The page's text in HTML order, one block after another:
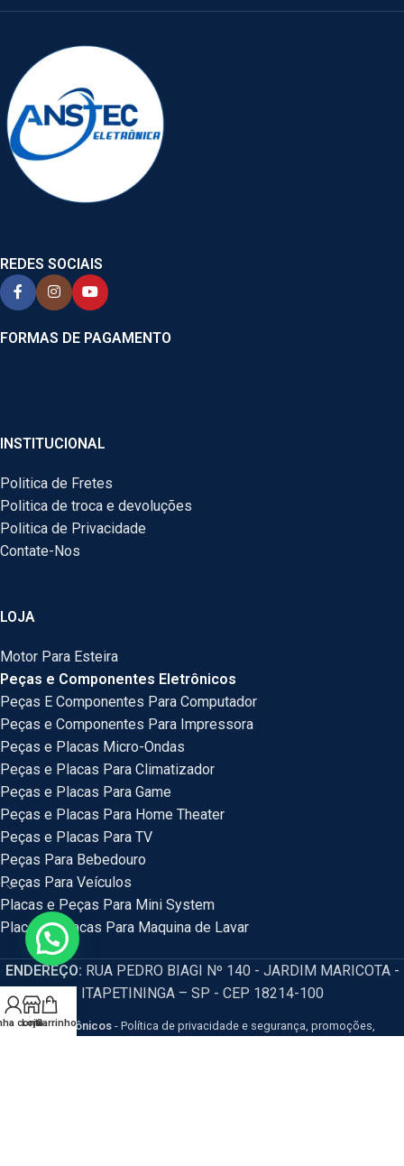
REDES SOCIAIS
FORMAS DE PAGAMENTO
INSTITUCIONAL
Politica de Fretes
Politica de troca e devoluções
Politica de Privacidade
Contate-Nos
LOJA
Motor Para Esteira
Peças e Componentes Eletrônicos
Peças E Componentes Para Computador
Peças e Componentes Para Impressora
Peças e Placas Micro-Ondas
Peças e Placas Para Climatizador
Peças e Placas Para Game
Peças e Placas Para Home Theater
Peças e Placas Para TV
Peças Para Bebedouro
Peças Para Veículos
Placas e Peças Para Mini System
Placas e Placas Para Maquina de Lavar
ENDEREÇO: RUA PEDRO BIAGI Nº 140 - JARDIM MARICOTA -
ITAPETININGA – SP - CEP 18214-100
HM Eletrônicos - Política de privacidade e segurança, promoções,
conta
LojaCarrinho